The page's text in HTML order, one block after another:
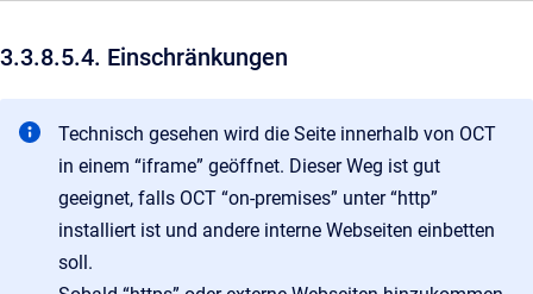
3.3.8.5.4. Einschränkungen
Technisch gesehen wird die Seite innerhalb von OCT
in einem “iframe” geöffnet. Dieser Weg ist gut
geeignet, falls OCT “on-premises” unter “http”
installiert ist und andere interne Webseiten einbetten
soll.